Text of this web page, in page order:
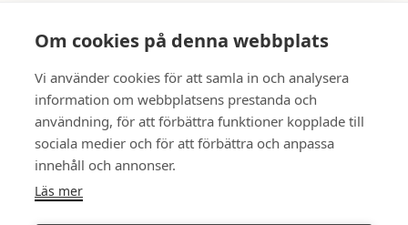
Om cookies på denna webbplats
Vi använder cookies för att samla in och analysera
information om webbplatsens prestanda och
användning, för att förbättra funktioner kopplade till
sociala medier och för att förbättra och anpassa
innehåll och annonser.
Läs mer
Rådhuset
FÖLJ OSS